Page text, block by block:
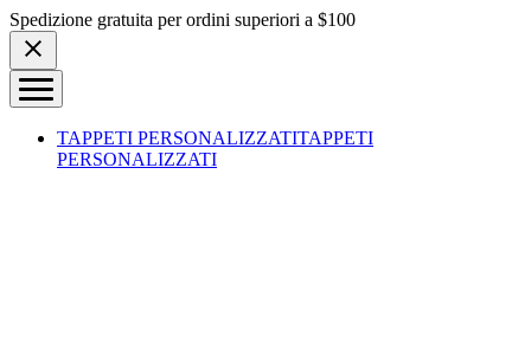
Skip to content
Spedizione gratuita per ordini superiori a $100
TAPPETI PERSONALIZZATITAPPETI
PERSONALIZZATI